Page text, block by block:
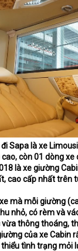
Sapa là xe
còn 01 dòng xe
là xe giường
cao cấp nhất trên
mà mỗi giường
nhỏ, có rèm và
thông thoáng,
của xe Cabin
tình trạng mỏi